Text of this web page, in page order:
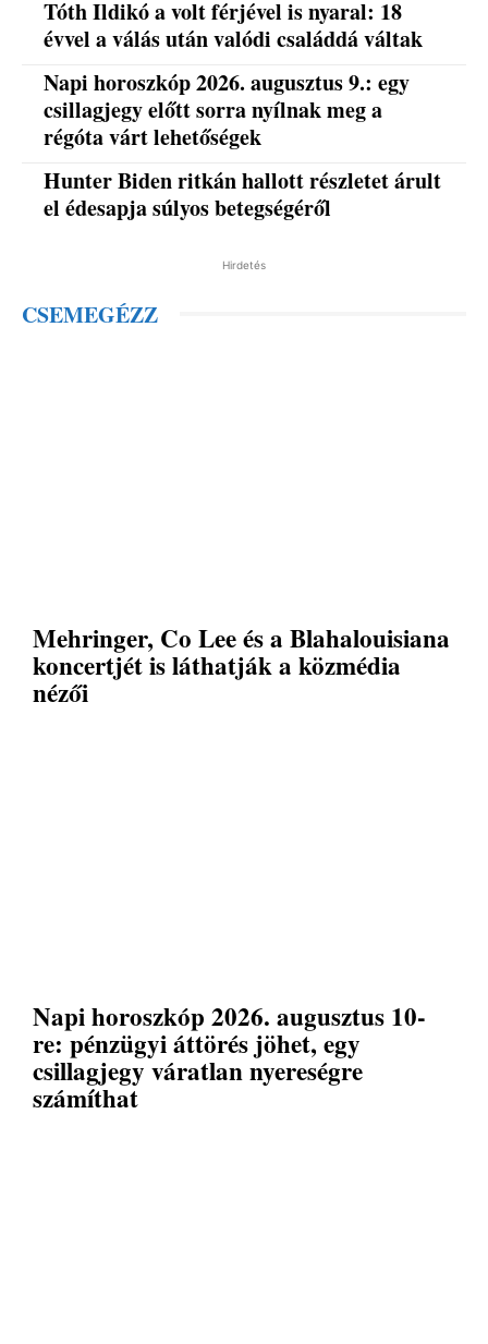
Tóth Ildikó a volt férjével is nyaral: 18
évvel a válás után valódi családdá váltak
Napi horoszkóp 2026. augusztus 9.: egy
csillagjegy előtt sorra nyílnak meg a
régóta várt lehetőségek
Hunter Biden ritkán hallott részletet árult
el édesapja súlyos betegségéről
Hirdetés
CSEMEGÉZZ
Mehringer, Co Lee és a Blahalouisiana
koncertjét is láthatják a közmédia
nézői
Napi horoszkóp 2026. augusztus 10-
re: pénzügyi áttörés jöhet, egy
csillagjegy váratlan nyereségre
számíthat